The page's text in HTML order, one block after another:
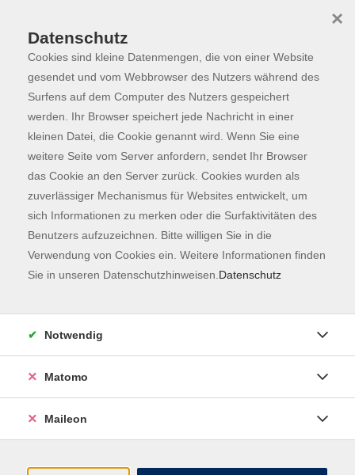
Skip to main content
Programm
Der Kurs konnte nicht gefunden werden.
Kontaktformular
Impressum
AGB
Datenschutzerklärung
Datenschutz
Cookies sind kleine Datenmengen, die von einer Website
gesendet und vom Webbrowser des Nutzers während des
Surfens auf dem Computer des Nutzers gespeichert
werden. Ihr Browser speichert jede Nachricht in einer
kleinen Datei, die Cookie genannt wird. Wenn Sie eine
weitere Seite vom Server anfordern, sendet Ihr Browser
das Cookie an den Server zurück. Cookies wurden als
zuverlässiger Mechanismus für Websites entwickelt, um
sich Informationen zu merken oder die Surfaktivitäten des
Benutzers aufzuzeichnen. Bitte willigen Sie in die
Verwendung von Cookies ein. Weitere Informationen finden
Sie in unseren Datenschutzhinweisen. Datenschutz
×
Notwendig
Matomo
Maileon